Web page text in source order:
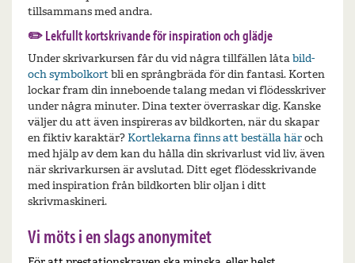
tillsammans med andra.
✏️Lekfullt kortskrivande för inspiration och glädje
Under skrivarkursen får du vid några tillfällen låtabild-
och symbolkortbli en språngbräda för din fantasi. Korten
lockar fram din inneboende talang medan vi flödesskriver
under några minuter. Dina texter överraskar dig. Kanske
väljer du att även inspireras av bildkorten, när du skapar
en fiktiv karaktär?Kortlekarna finns att beställa häroch
med hjälp av dem kan du hålla din skrivarlust vid liv, även
när skrivarkursen är avslutad. Ditt eget flödesskrivande
med inspiration från bildkorten blir oljan i ditt
skrivmaskineri.
Vi möts i en slags anonymitet